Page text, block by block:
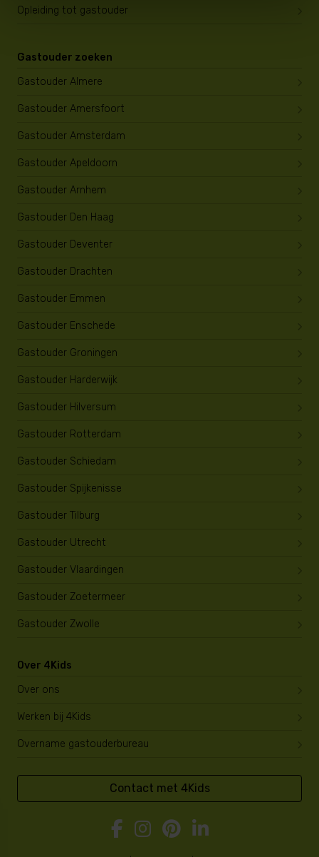
Opleiding tot gastouder
Gastouder zoeken
Gastouder Almere
Gastouder Amersfoort
Gastouder Amsterdam
Gastouder Apeldoorn
Gastouder Arnhem
Gastouder Den Haag
Gastouder Deventer
Gastouder Drachten
Gastouder Emmen
Gastouder Enschede
Gastouder Groningen
Gastouder Harderwijk
Gastouder Hilversum
Gastouder Rotterdam
Gastouder Schiedam
Gastouder Spijkenisse
Gastouder Tilburg
Gastouder Utrecht
Gastouder Vlaardingen
Gastouder Zoetermeer
Gastouder Zwolle
Over 4Kids
Over ons
Werken bij 4Kids
Overname gastouderbureau
Contact met 4Kids